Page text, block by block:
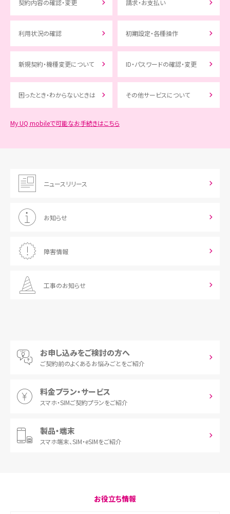
契約内容の確認・変更 請求・お支払い
利用状況の確認 初期設定・各種操作
新規契約・機種変更について ID・パスワードの確認・変更
困ったとき・わからないときは その他サービスについて
My UQ mobileで可能なお手続きはこちら
ニュースリリース
お知らせ
障害情報
工事のお知らせ
お申し込みをご検討の方へ
ご契約前のよくあるお悩みごとをご紹介
料金プラン・サービス
スマホ・SIMご契約プランをご紹介
製品・端末
スマホ端末、SIM・eSIMをご紹介
お役立ち情報